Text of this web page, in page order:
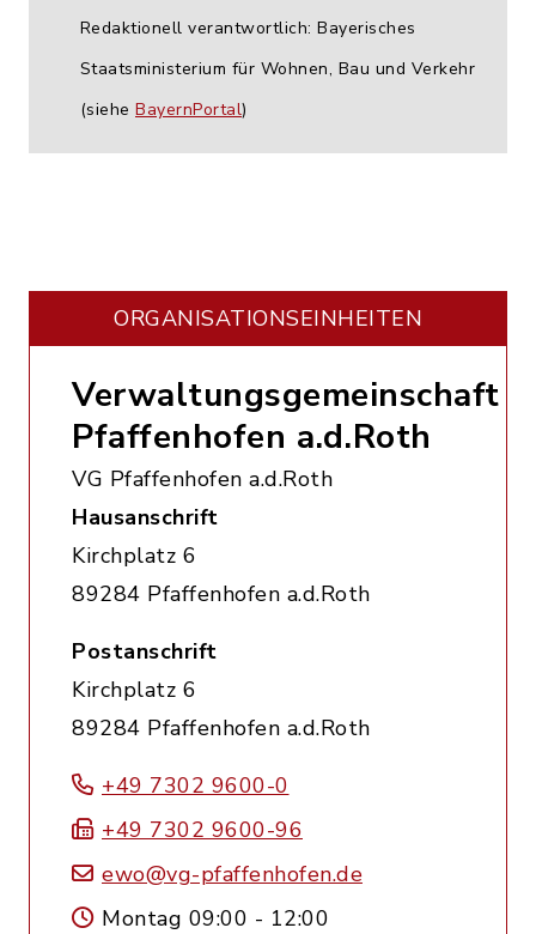
Redaktionell verantwortlich: Bayerisches
Staatsministerium für Wohnen, Bau und Verkehr
(siehe BayernPortal)
ORGANISATIONS­EINHEITEN
Verwaltungsgemeinschaft
Pfaffenhofen a.d.Roth
VG Pfaffenhofen a.d.Roth
Hausanschrift
Kirchplatz 6
89284 Pfaffenhofen a.d.Roth
Postanschrift
Kirchplatz 6
89284 Pfaffenhofen a.d.Roth
+49 7302 9600-0
+49 7302 9600-96
ewo@vg-pfaffenhofen.de
Montag 09:00 - 12:00